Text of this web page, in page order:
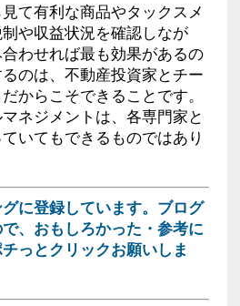
て有利な商品やタックスメ
や収益状況を確認しなが
わせれば最も効果があるの
のは、不動産投資家とチー
からこそできることです。
ネジメントは、各専門家と
いてもできるものではあり
に登録しています。ブログ
、おもしろかった・参考に
っとクリックお願いしま